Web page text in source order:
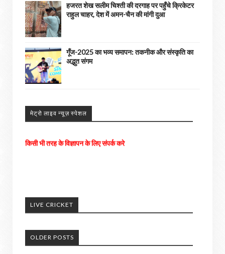
हजरत शेख सलीम चिश्ती की दरगाह पर पहुँचे क्रिकेटर
राहुल चाहर, देश में अमन-चैन की मांगी दुआ
गूँज-2025 का भव्य समापन: तकनीक और संस्कृति का
अद्भुत संगम
मेट्रो लाइव न्यूज़ स्पेशल
अच्छी खबरों को हम अपने पोर्टल में दिखाएंगे। ......
LIVE CRICKET
OLDER POSTS